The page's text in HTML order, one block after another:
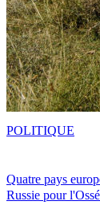
Quatre pays
Russie pour
POLITIQUE